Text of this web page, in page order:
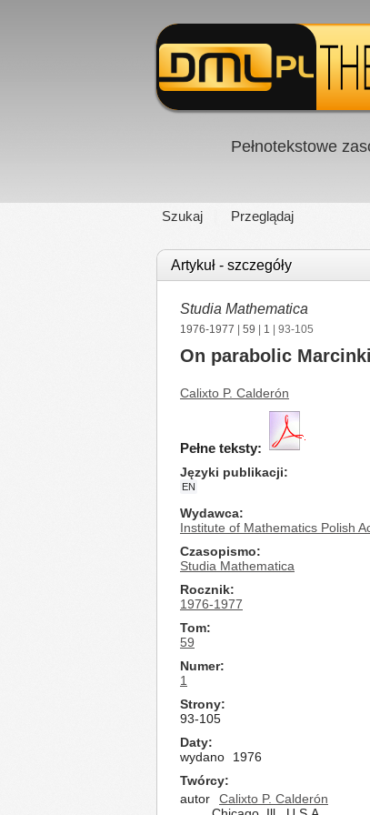
Pełnotekstowe
Szukaj Przeglądaj
Artykuł - szczegóły
Studia Mathematica
1976-1977 59 1 | 93-105
On parabolic
Calixto P. Calderón
Pełne teksty:
Języki publikacji
EN
Wydawca
Institute of Mathematics Polish
Czasopismo
Studia Mathematica
Rocznik
1976-1977
Tom
59
Numer
1
Strony
93-105
Daty
wydano
1976
Twórcy
autor
Calixto P. Calderón